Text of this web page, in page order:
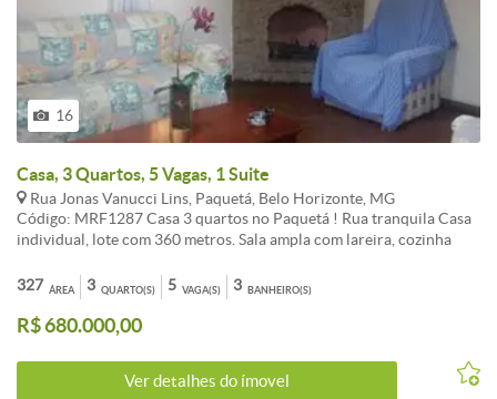
16
Casa, 3 Quartos, 5 Vagas, 1 Suite
Rua Jonas Vanucci Lins, Paquetá, Belo Horizonte, MG
Código: MRF1287 Casa 3 quartos no Paquetá ! Rua tranquila Casa
individual, lote com 360 metros. Sala ampla com lareira, cozinha
Aceita imóvel de menor valor. Agende já sua visita com um de
nossos consultores. CARACTERISTICAS:Cozinha com armários -
Quartos com armários - Banheiros com armários - Banhos com
ÁREA
327 QUARTO(S)
3 VAGA(S)
5 BANHEIRO(S)
3
R$ 680.000,00
Ver detalhes do ímovel